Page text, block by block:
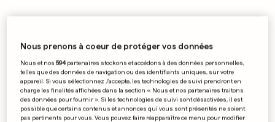
Nous prenons à coeur de protéger vos données
Nous et nos594partenaires stockons et accédons à des données personnelles,
telles que des données de navigation ou des identifiants uniques, sur votre
appareil. Si vous sélectionnez J'accepte, les technologies de suivi prendront en
charge les finalités affichées dans la section « Nous et nos partenaires traitons
des données pour fournir ». Si les technologies de suivi sont désactivées, il est
possible que certains contenus et annonces qui vous sont présentés ne soient
pas pertinents pour vous. Vous pouvez faire réapparaître ce menu pour modifier